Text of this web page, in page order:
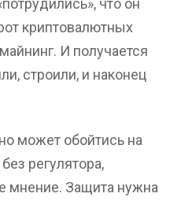
что он
криптовалютных
И получается
строили, и наконец
может обойтись на
регулятора,
мнение. Защита нужна